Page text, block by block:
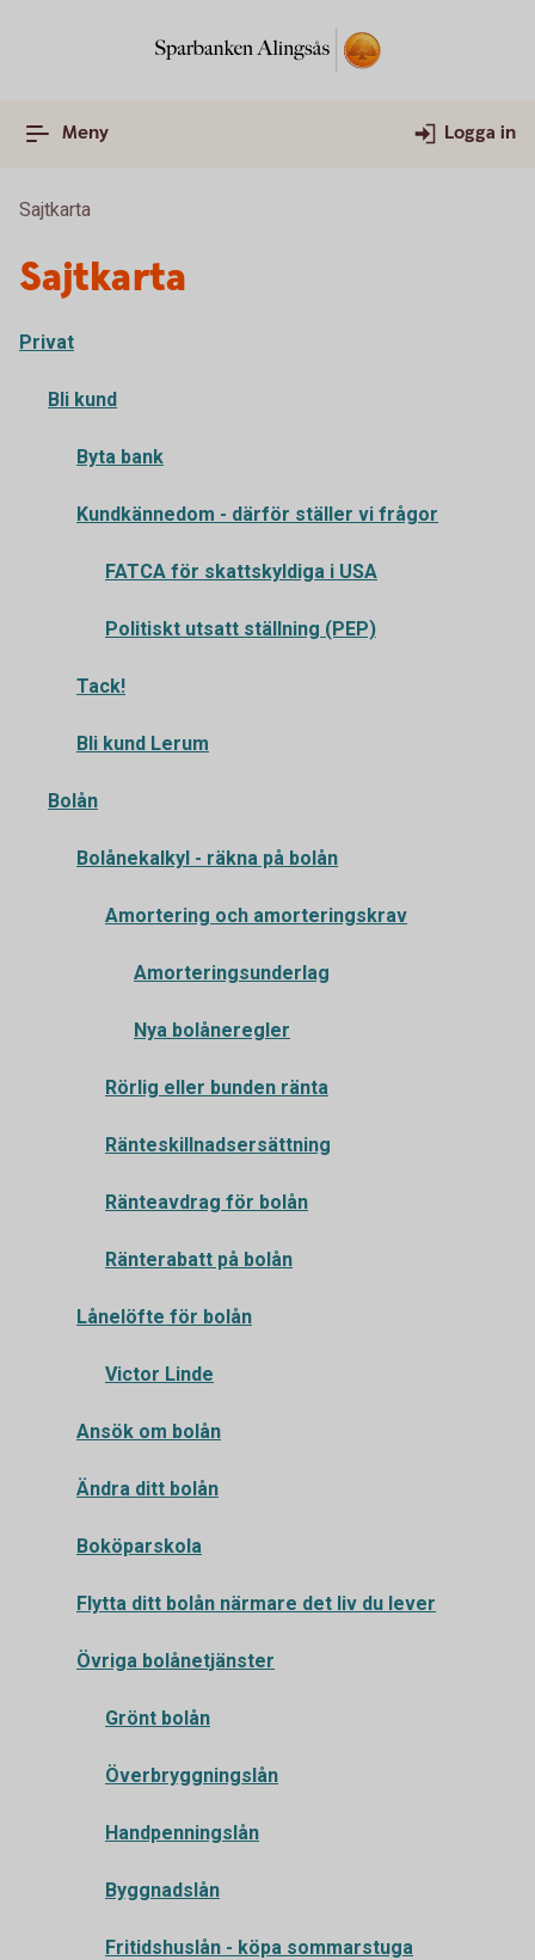
Meny Logga in
Sajtkarta
Sajtkarta
Privat
Bli kund
Byta bank
Kundkännedom - därför ställer vi frågor
FATCA för skattskyldiga i USA
Politiskt utsatt ställning (PEP)
Tack!
Bli kund Lerum
Bolån
Bolånekalkyl - räkna på bolån
Amortering och amorteringskrav
Amorteringsunderlag
Nya bolåneregler
Rörlig eller bunden ränta
Ränteskillnadsersättning
Ränteavdrag för bolån
Ränterabatt på bolån
Lånelöfte för bolån
Victor Linde
Ansök om bolån
Ändra ditt bolån
Boköparskola
Flytta ditt bolån närmare det liv du lever
Övriga bolånetjänster
Grönt bolån
Överbryggningslån
Handpenningslån
Byggnadslån
Fritidshuslån - köpa sommarstuga